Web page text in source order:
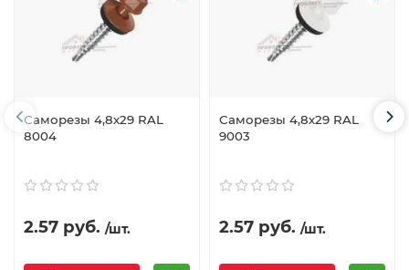
Саморезы 4,8х29 RAL
8004
2.57 руб. /шт.
Саморезы 4,8х29 RAL
9003
2.57 руб. /шт.